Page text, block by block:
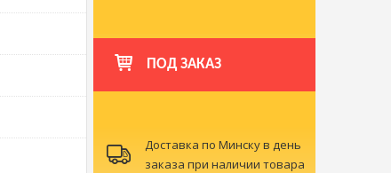
ПОД ЗАКАЗ
Доставка по Минску в день
заказа при наличии товара